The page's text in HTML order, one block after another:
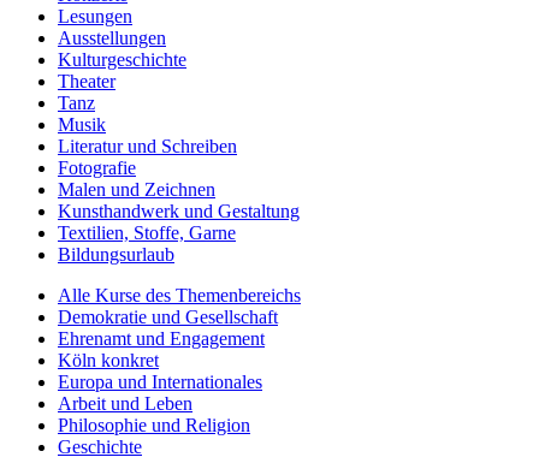
Lesungen
Ausstellungen
Kulturgeschichte
Theater
Tanz
Musik
Literatur und Schreiben
Fotografie
Malen und Zeichnen
Kunsthandwerk und Gestaltung
Textilien, Stoffe, Garne
Bildungsurlaub
Alle Kurse des Themenbereichs
Demokratie und Gesellschaft
Ehrenamt und Engagement
Köln konkret
Europa und Internationales
Arbeit und Leben
Philosophie und Religion
Geschichte